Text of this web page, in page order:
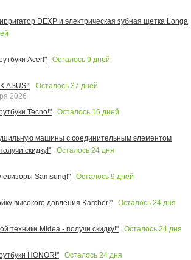
DEXP и электрическая зубная щетка Longa
Acer!"
Осталось 9 дней
ASUS!"
Осталось 37 дней
2026
Tecno!"
Осталось 16 дней
машины с соединительным элементом
скидку!"
Осталось 24 дня
Samsung!"
Осталось 9 дней
высокого давления Karcher!"
Осталось 24 дня
техники Midea - получи скидку!"
Осталось 24 дня
HONOR!"
Осталось 24 дня